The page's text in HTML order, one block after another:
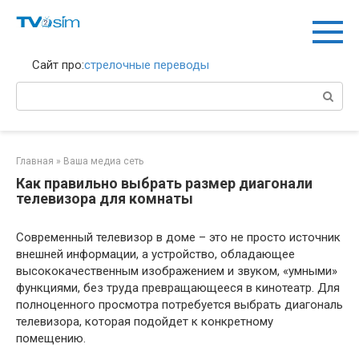
Сайт про:стрелочные переводы
Главная » Ваша медиа сеть
Как правильно выбрать размер диагонали
телевизора для комнаты
Современный телевизор в доме – это не просто источник
внешней информации, а устройство, обладающее
высококачественным изображением и звуком, «умными»
функциями, без труда превращающееся в кинотеатр. Для
полноценного просмотра потребуется выбрать диагональ
телевизора, которая подойдет к конкретному
помещению.